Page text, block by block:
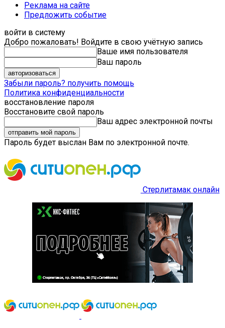
Реклама на сайте
Предложить событие
войти в систему
Добро пожаловать! Войдите в свою учётную запись
Ваше имя пользователя
Ваш пароль
Забыли пароль? получить помощь
Политика конфиденциальности
восстановление пароля
Восстановите свой пароль
Ваш адрес электронной почты
Пароль будет выслан Вам по электронной почте.
Стерлитамак онлайн